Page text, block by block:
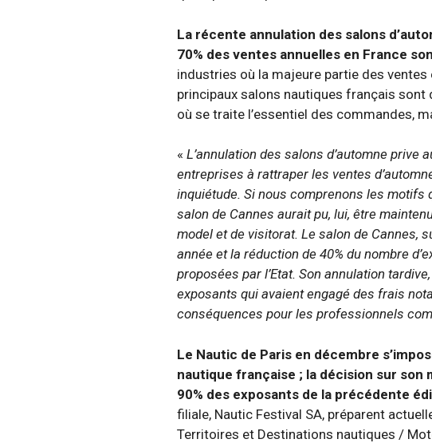
La récente annulation des salons
70% des ventes annuelles en France
industries où la majeure partie des
principaux salons nautiques français
où se traite l’essentiel des commandes,
« L’annulation des salons d’automne prive
entreprises à rattraper les ventes
inquiétude. Si nous comprenons les motifs
salon de Cannes aurait pu, lui, être
model et de visitorat. Le salon de Cannes,
année et la réduction de 40% du nombre
proposées par l’Etat. Son annulation
exposants qui avaient engagé des frais
conséquences pour les professionnels
Le Nautic de Paris en décembre
nautique française ; la décision sur
90% des exposants de la précédente
filiale, Nautic Festival SA, préparent
Territoires et Destinations nautiques /